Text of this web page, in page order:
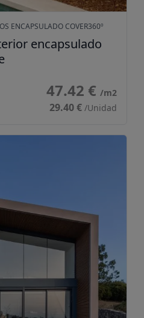
ENCAPSULADO COVER360º
encapsulado
47.42 € /m2
29.40 € /Unidad